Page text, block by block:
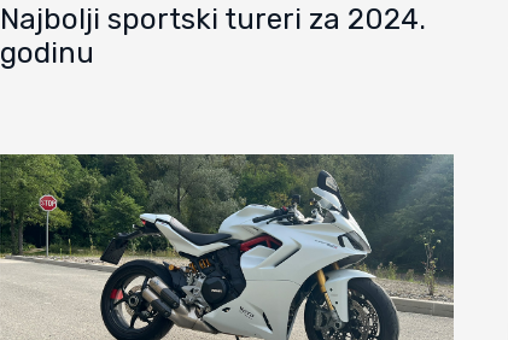
Najbolji sportski tureri za 2024.
godinu